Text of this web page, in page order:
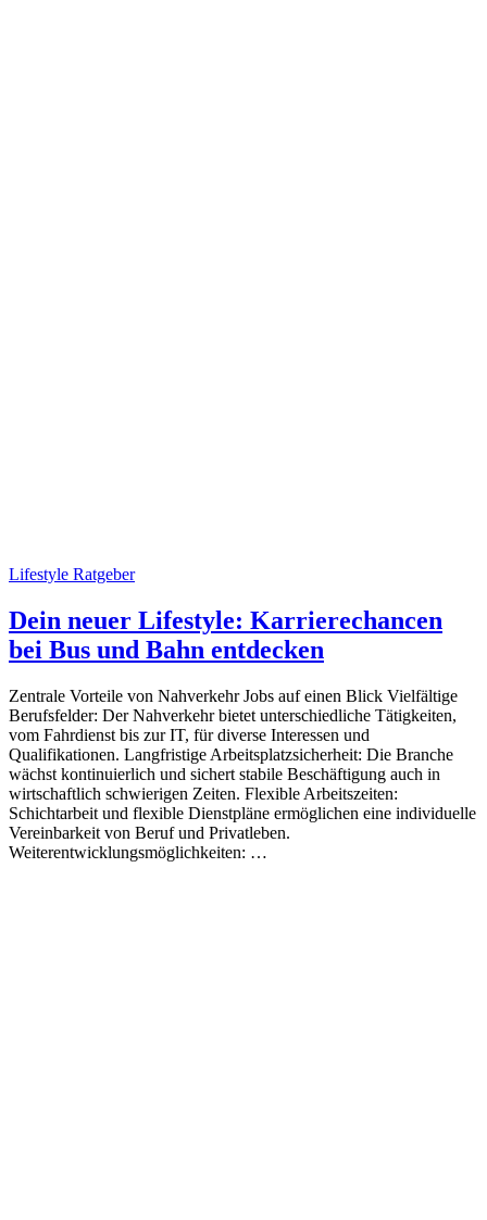
Lifestyle Ratgeber
Dein neuer Lifestyle: Karrierechancen
bei Bus und Bahn entdecken
Zentrale Vorteile von Nahverkehr Jobs auf einen Blick Vielfältige
Berufsfelder: Der Nahverkehr bietet unterschiedliche Tätigkeiten,
vom Fahrdienst bis zur IT, für diverse Interessen und
Qualifikationen. Langfristige Arbeitsplatzsicherheit: Die Branche
wächst kontinuierlich und sichert stabile Beschäftigung auch in
wirtschaftlich schwierigen Zeiten. Flexible Arbeitszeiten:
Schichtarbeit und flexible Dienstpläne ermöglichen eine individuelle
Vereinbarkeit von Beruf und Privatleben.
Weiterentwicklungsmöglichkeiten: …